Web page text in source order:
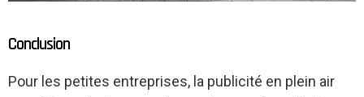
Conclusion
Pour les petites entreprises, la publicité en plein air